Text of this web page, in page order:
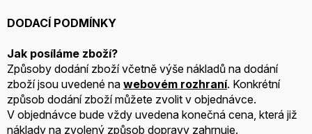
DODACÍ PODMÍNKY
Jak posíláme zboží?
Způsoby dodání zboží včetně výše nákladů na dodání
zboží jsou uvedené na webovém rozhraní. Konkrétní
způsob dodání zboží můžete zvolit v objednávce.
V objednávce bude vždy uvedena konečná cena, která již
náklady na zvolený způsob dopravy zahrnuje.